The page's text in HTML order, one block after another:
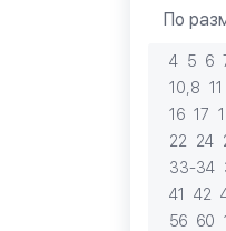
По
4 5 6
10,8 11
16 17
22
24
33-34
41
42
56 60